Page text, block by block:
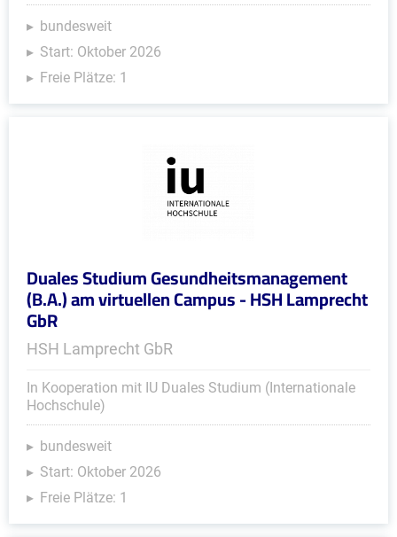
bundesweit
Start: Oktober 2026
Freie Plätze: 1
Duales Studium Gesundheitsmanagement
(B.A.) am virtuellen Campus - HSH Lamprecht
GbR
HSH Lamprecht GbR
In Kooperation mit IU Duales Studium (Internationale
Hochschule)
bundesweit
Start: Oktober 2026
Freie Plätze: 1